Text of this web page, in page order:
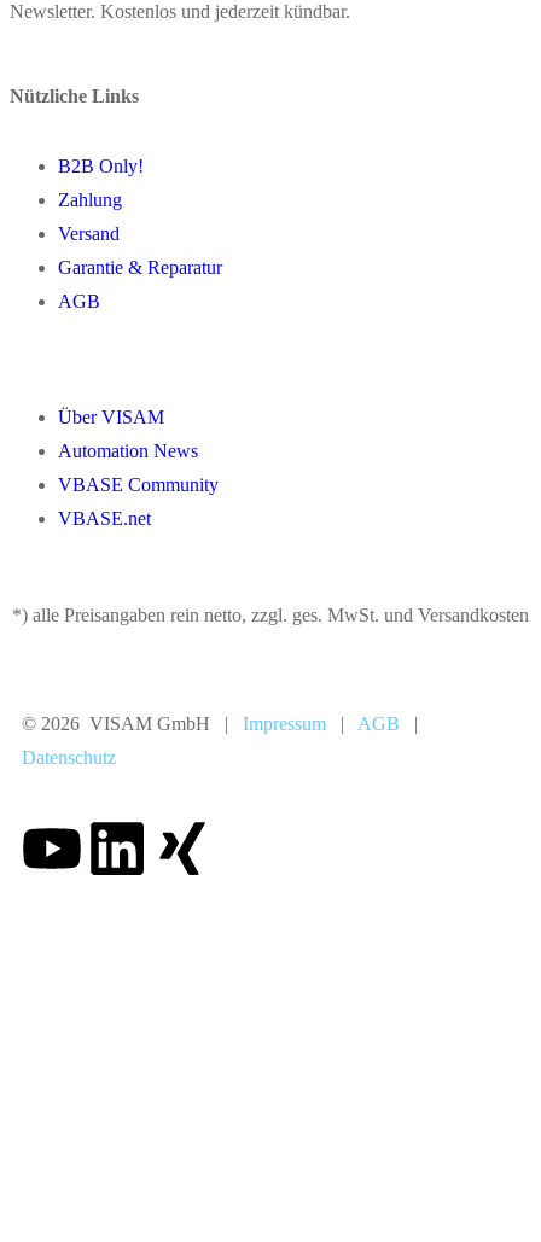
Newsletter. Kostenlos und jederzeit kündbar.
Nützliche Links
B2B Only!
Zahlung
Versand
Garantie & Reparatur
AGB
Über VISAM
Automation News
VBASE Community
VBASE.net
*) alle Preisangaben rein netto, zzgl. ges. MwSt. und Versandkosten
© 2026 VISAM GmbH | Impressum | AGB |
Datenschutz